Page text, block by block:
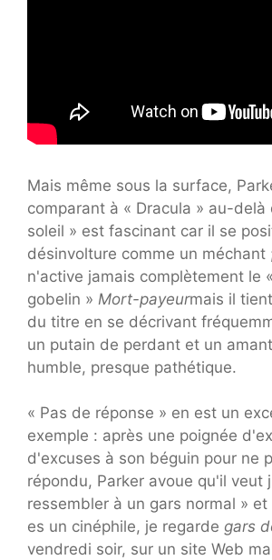
Mais même sous la surface,
comparant à « Dracula » au-delà
soleil » est fascinant car il se
désinvolture comme un méchant
n'active jamais complètement le
gobelin » Mort-payeurmais il
du titre en se décrivant
un putain de perdant et un
humble, presque pathétique.
« Pas de réponse » en est un
exemple : après une poignée
d'excuses à son béguin pour ne
répondu, Parker avoue qu'il veut
ressembler à un gars normal » et
es un cinéphile, je regarde gars
vendredi soir, sur un site Web